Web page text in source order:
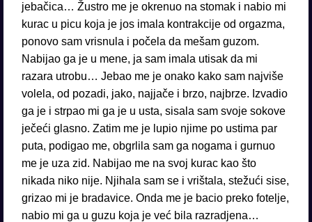
jebačica… Žustro me je okrenuo na stomak i nabio mi
kurac u picu koja je jos imala kontrakcije od orgazma,
ponovo sam vrisnula i počela da mešam guzom.
Nabijao ga je u mene, ja sam imala utisak da mi
razara utrobu… Jebao me je onako kako sam najviše
volela, od pozadi, jako, najjače i brzo, najbrze. Izvadio
ga je i strpao mi ga je u usta, sisala sam svoje sokove
ječeći glasno. Zatim me je lupio njime po ustima par
puta, podigao me, obgrlila sam ga nogama i gurnuo
me je uza zid. Nabijao me na svoj kurac kao što
nikada niko nije. Njihala sam se i vrištala, stežući sise,
grizao mi je bradavice. Onda me je bacio preko fotelje,
nabio mi ga u guzu koja je već bila razradjena…